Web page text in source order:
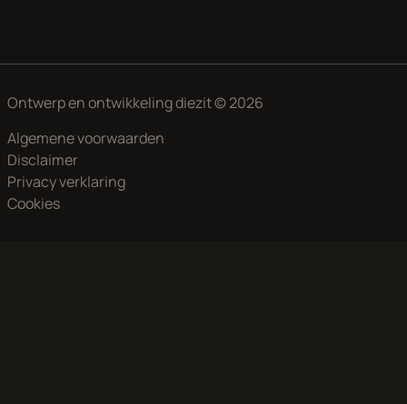
Ontwerp en ontwikkelingdiezit© 2026
Algemene voorwaarden
Disclaimer
Privacy verklaring
Cookies